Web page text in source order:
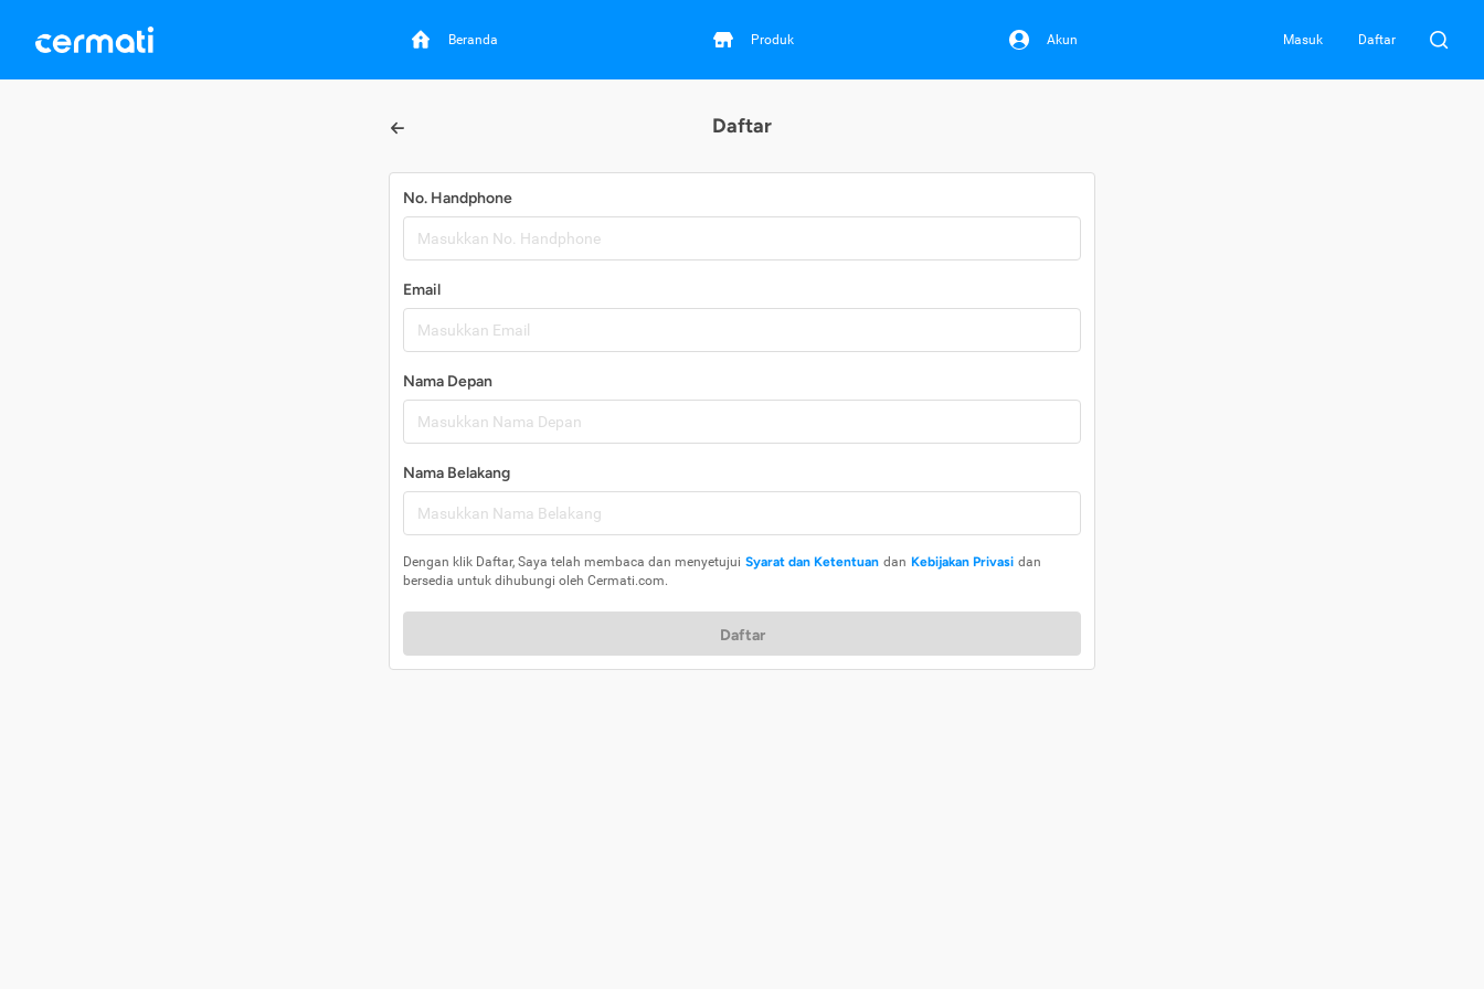
Beranda Produk Akun Masuk Daftar
Daftar
No. Handphone
Email
Nama Depan
Nama Belakang
Dengan klik Daftar, Saya telah membaca dan menyetujui Syarat dan Ketentuan dan Kebijakan Privasi dan
bersedia untuk dihubungi oleh Cermati.com.
Daftar